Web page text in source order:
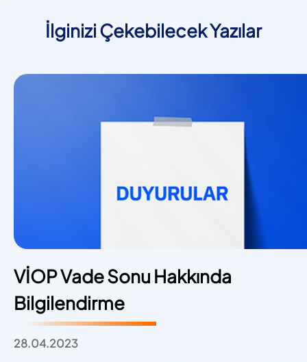
İlginizi Çekebilecek Yazılar
VİOP Vade Sonu Hakkında
Bilgilendirme
28.04.2023